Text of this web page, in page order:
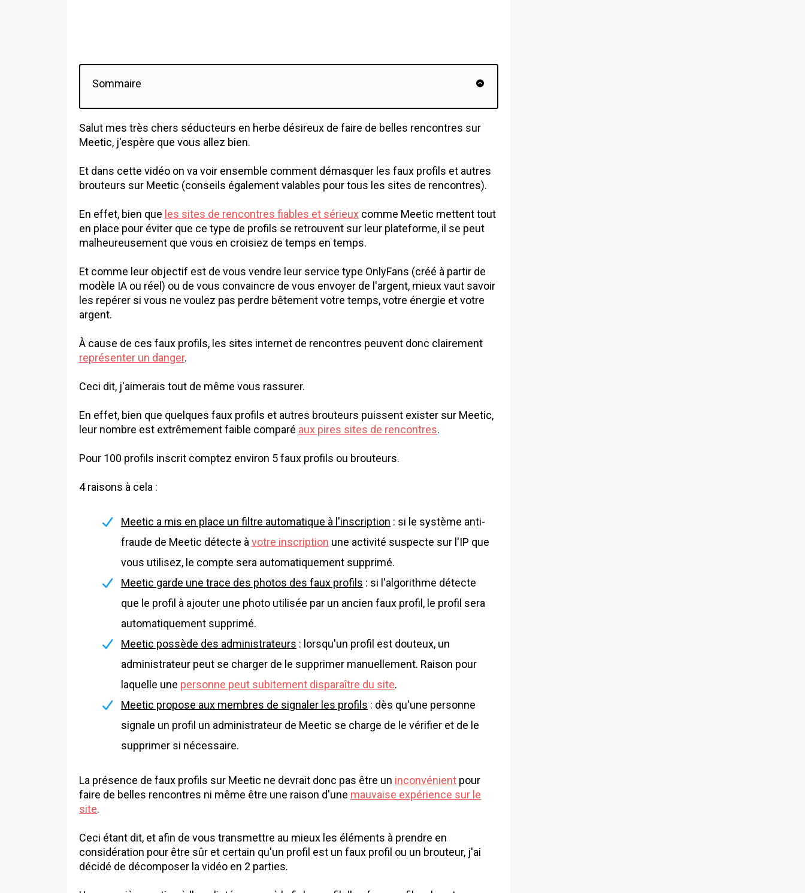
Sommaire
Salut mes très chers séducteurs en herbe désireux de faire de belles rencontres sur
Meetic, j'espère que vous allez bien.
Et dans cette vidéo on va voir ensemble comment démasquer les faux profils et autres
brouteurs sur Meetic (conseils également valables pour tous les sites de rencontres).
En effet, bien que les sites de rencontres fiables et sérieux comme Meetic mettent tout
en place pour éviter que ce type de profils se retrouvent sur leur plateforme, il se peut
malheureusement que vous en croisiez de temps en temps.
Et comme leur objectif est de vous vendre leur service type OnlyFans (créé à partir de
modèle IA ou réel) ou de vous convaincre de vous envoyer de l'argent, mieux vaut savoir
les repérer si vous ne voulez pas perdre bêtement votre temps, votre énergie et votre
argent.
À cause de ces faux profils, les sites internet de rencontres peuvent donc clairement
représenter un danger.
Ceci dit, j'aimerais tout de même vous rassurer.
En effet, bien que quelques faux profils et autres brouteurs puissent exister sur Meetic,
leur nombre est extrêmement faible comparé aux pires sites de rencontres.
Pour 100 profils inscrit comptez environ 5 faux profils ou brouteurs.
4 raisons à cela :
Meetic a mis en place un filtre automatique à l'inscription : si le système anti-
fraude de Meetic détecte à votre inscription une activité suspecte sur l'IP que
vous utilisez, le compte sera automatiquement supprimé.
Meetic garde une trace des photos des faux profils : si l'algorithme détecte
que le profil à ajouter une photo utilisée par un ancien faux profil, le profil sera
automatiquement supprimé.
Meetic possède des administrateurs : lorsqu'un profil est douteux, un
administrateur peut se charger de le supprimer manuellement. Raison pour
laquelle une personne peut subitement disparaître du site.
Meetic propose aux membres de signaler les profils : dès qu'une personne
signale un profil un administrateur de Meetic se charge de le vérifier et de le
supprimer si nécessaire.
La présence de faux profils sur Meetic ne devrait donc pas être un inconvénient pour
faire de belles rencontres ni même être une raison d'une mauvaise expérience sur le
site.
Ceci étant dit, et afin de vous transmettre au mieux les éléments à prendre en
considération pour être sûr et certain qu'un profil est un faux profil ou un brouteur, j'ai
décidé de décomposer la vidéo en 2 parties.